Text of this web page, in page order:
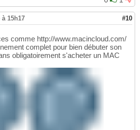
à 15h17 #10
comme http://www.macincloud.com/
complet pour bien débuter son
obligatoirement s'acheter un MAC